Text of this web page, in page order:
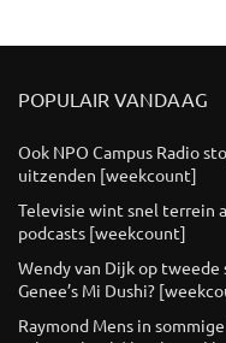
POPULAIR VANDAAG
Ook NPO Campus Radio
uitzenden [weekcount]
Televisie wint snel terrein
podcasts [weekcount]
Wendy van Dijk op
Genee’s Mi Dushi?
Raymond Mens in